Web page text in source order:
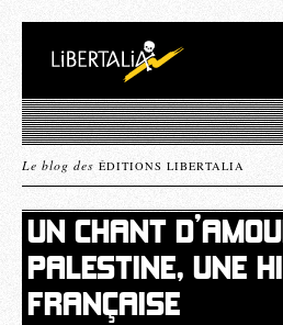
Le blog des ÉDITIONS LIBERTALIA
UN CHANT
PALESTINE, UNE
FRANÇAISE